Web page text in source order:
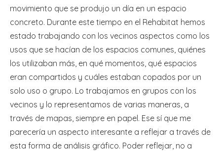
movimiento que se produjo un día en un espacio
concreto. Durante este tiempo en el Rehabitat hemos
estado trabajando con los vecinos aspectos como los
usos que se hacían de los espacios comunes, quiénes
los utilizaban más, en qué momentos, qué espacios
eran compartidos y cuáles estaban copados por un
solo uso o grupo. Lo trabajamos en grupos con los
vecinos y lo representamos de varias maneras, a
través de mapas, siempre en papel. Ese sí que me
parecería un aspecto interesante a reflejar a través de
esta forma de análisis gráfico. Poder reflejar, no a